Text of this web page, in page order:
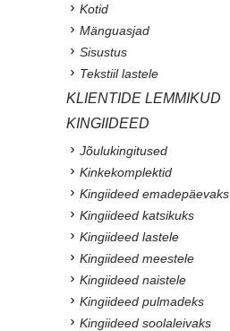
Kotid
Mänguasjad
Sisustus
Tekstiil lastele
KLIENTIDE LEMMIKUD
KINGIIDEED
Jõulukingitused
Kinkekomplektid
Kingiideed emadepäevaks
Kingiideed katsikuks
Kingiideed lastele
Kingiideed meestele
Kingiideed naistele
Kingiideed pulmadeks
Kingiideed soolaleivaks